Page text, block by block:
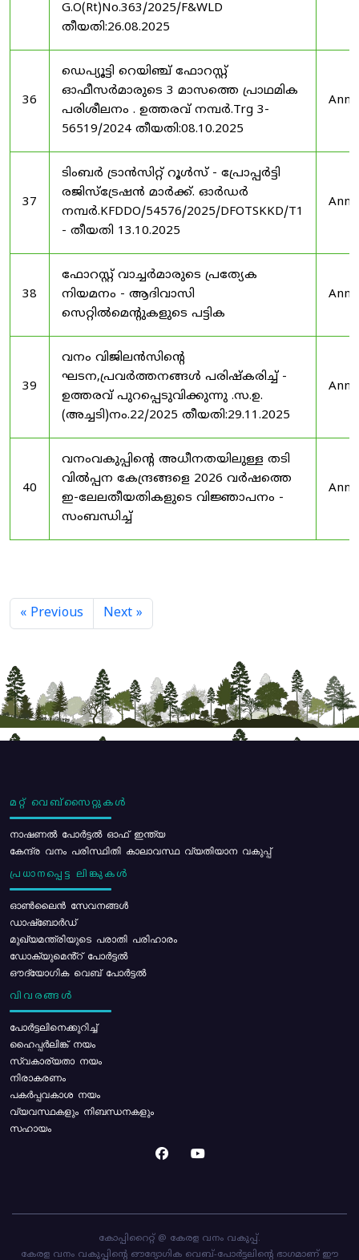
G.O(Rt)No.363/2025/F&WLD
തീയതി:26.08.2025
36
ഡെപ്യൂട്ടി റെയിഞ്ച് ഫോറസ്റ്റ്
ഓഫീസർമാരുടെ 3 മാസത്തെ പ്രാഥമിക
പരിശീലനം . ഉത്തരവ് നമ്പർ.Trg 3-
56519/2024 തീയതി:08.10.2025
37
ടിംബർ ട്രാൻസിറ്റ് റൂൾസ് - പ്രോപ്പർട്ടി
രജിസ്ട്രേഷൻ മാർക്ക്. ഓർഡർ
നമ്പർ.KFDDO/54576/2025/DFOTSKKD/T1
- തീയതി 13.10.2025
38
ഫോറസ്റ്റ് വാച്ചർമാരുടെ പ്രത്യേക
നിയമനം - ആദിവാസി
സെറ്റിൽമെന്റുകളുടെ പട്ടിക
39
വനം വിജിലൻസിന്റെ
ഘടന,പ്രവർത്തനങ്ങൾ പരിഷ്കരിച്ച് -
ഉത്തരവ് പുറപ്പെടുവിക്കുന്നു .സ.ഉ.
(അച്ചടി)നം.22/2025 തീയതി:29.11.2025
40
വനംവകുപ്പിന്റെ അധീനതയിലുള്ള തടി
വിൽപ്പന കേന്ദ്രങ്ങളെ 2026 വർഷത്തെ
ഇ-ലേലതീയതികളുടെ വിജ്ഞാപനം -
സംബന്ധിച്ച്
« Previous Next »
മറ്റ് വെബ്സൈറ്റുകൾ
നാഷണൽ പോർട്ടൽ ഓഫ് ഇന്ത്യ
കേന്ദ്ര വനം പരിസ്ഥിതി കാലാവസ്ഥ വ്യതിയാന വകുപ്പ്
പ്രധാനപ്പെട്ട ലിങ്കുകൾ
ഓൺലൈൻ സേവനങ്ങൾ
ഡാഷ്ബോർഡ്
മുഖ്യമന്ത്രിയുടെ പരാതി പരിഹാരം
ഡോക്യുമെൻ്റ് പോർട്ടൽ
ഔദ്യോഗിക വെബ് പോർട്ടൽ
വിവരങ്ങൾ
പോര്‍ട്ടലിനെക്കുറിച്ച്
ഹൈപ്പർലിങ്ക് നയം
സ്വകാര്യതാ നയം
നിരാകരണം
പകർപ്പവകാശ നയം
വ്യവസ്ഥകളും നിബന്ധനകളും
സഹായം
കോപ്പിറൈറ്റ് @ കേരള വനം വകുപ്പ്.
കേരള വനം വകുപ്പിന്റെ ഔദ്യോഗിക വെബ്-പോർട്ടലിന്റെ ഭാഗമാണ് ഈ